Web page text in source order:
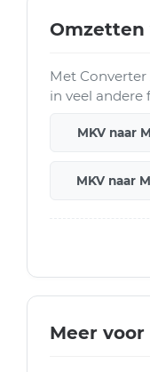
Omzetten
Met
in veel
MKV naar
MKV naar
Meer voor